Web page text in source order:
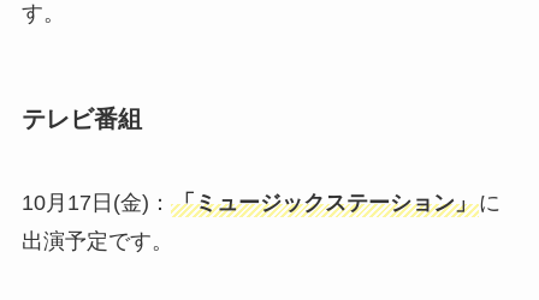
す。
テレビ番組
10月17日(金)： 「ミュージックステーション」に
出演予定です。